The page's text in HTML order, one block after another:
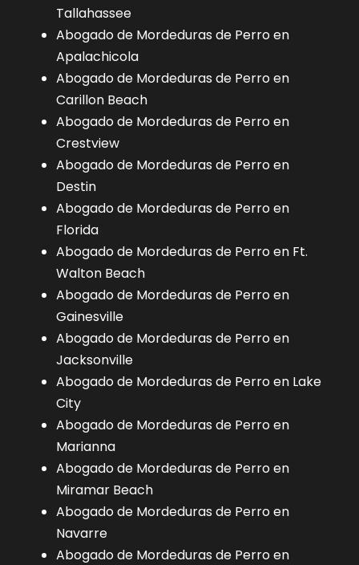
Tallahassee
Abogado de Mordeduras de Perro en
Apalachicola
Abogado de Mordeduras de Perro en
Carillon Beach
Abogado de Mordeduras de Perro en
Crestview
Abogado de Mordeduras de Perro en
Destin
Abogado de Mordeduras de Perro en
Florida
Abogado de Mordeduras de Perro en Ft.
Walton Beach
Abogado de Mordeduras de Perro en
Gainesville
Abogado de Mordeduras de Perro en
Jacksonville
Abogado de Mordeduras de Perro en Lake
City
Abogado de Mordeduras de Perro en
Marianna
Abogado de Mordeduras de Perro en
Miramar Beach
Abogado de Mordeduras de Perro en
Navarre
Abogado de Mordeduras de Perro en